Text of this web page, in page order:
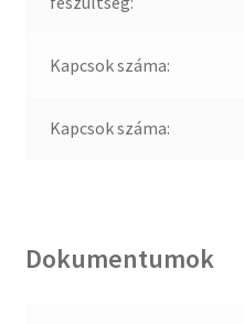
Kapcsok száma:
Kapcsok száma:
Dokumentumok